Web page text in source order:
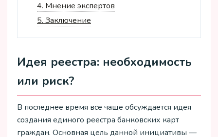
4. Мнение экспертов
5. Заключение
Идея реестра: необходимость
или риск?
В последнее время все чаще обсуждается идея
создания единого реестра банковских карт
граждан. Основная цель данной инициативы —